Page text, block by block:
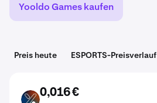
Yooldo Games kaufen
Preis heute ESPORTS-Preisverlauf
ESPORTS
0,016 €